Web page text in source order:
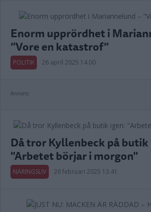
Enorm upprördhet i
”Vore en katastrof”
POLITIK 26 april 2025 14.00
Annons:
Då tror Kyllenbeck på butik
"Arbetet börjar i morgon"
NÄRINGSLIV 26 februari 2025 13.41